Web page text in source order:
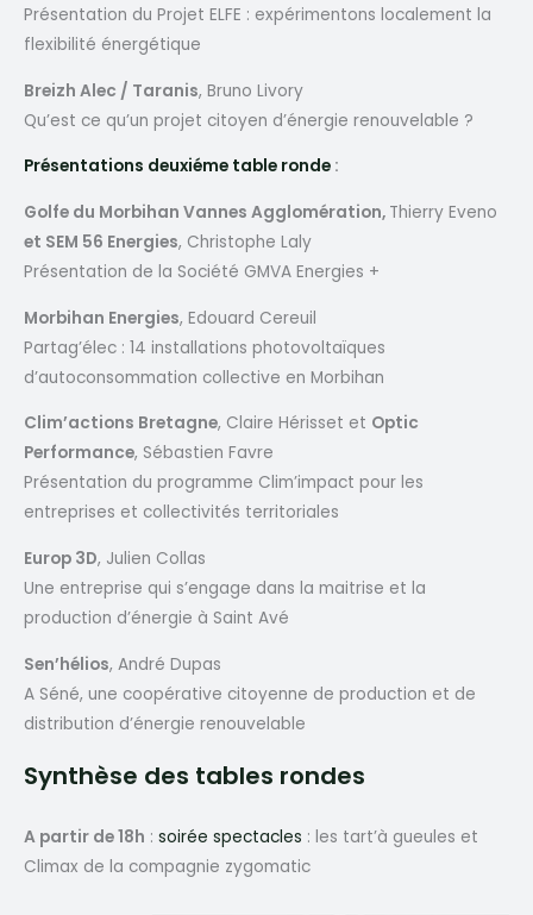
Présentation du Projet ELFE : expérimentons localement la
flexibilité énergétique
Breizh Alec / Taranis, Bruno Livory
Qu’est ce qu’un projet citoyen d’énergie renouvelable ?
Présentations deuxiéme table ronde :
Golfe du Morbihan Vannes Agglomération, Thierry Eveno
et SEM 56 Energies, Christophe Laly
Présentation de la Société GMVA Energies +
Morbihan Energies, Edouard Cereuil
Partag’élec : 14 installations photovoltaïques
d’autoconsommation collective en Morbihan
Clim’actions Bretagne, Claire Hérisset et Optic
Performance, Sébastien Favre
Présentation du programme Clim’impact pour les
entreprises et collectivités territoriales
Europ 3D, Julien Collas
Une entreprise qui s’engage dans la maitrise et la
production d’énergie à Saint Avé
Sen’hélios, André Dupas
A Séné, une coopérative citoyenne de production et de
distribution d’énergie renouvelable
Synthèse des tables rondes
A partir de 18h : soirée spectacles : les tart’à gueules et
Climax de la compagnie zygomatic